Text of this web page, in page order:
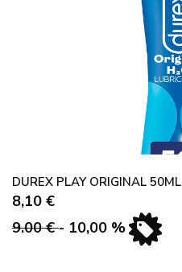
DUREX PLAY ORIGINAL 50ML
8,10 €
9.00 €- 10,00 %